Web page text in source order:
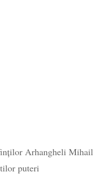
Arhangheli Mihail
puteri